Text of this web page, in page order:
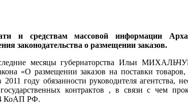
и средствам массовой информации
законодательства о размещении заказов.
месяцы губернаторства Ильи
«О размещении заказов на поставки
году обязанности руководителя агентства,
контрактов , в связи с чем
КоАП РФ.